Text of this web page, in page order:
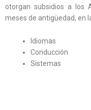
otorgan subsidios a los
meses de antigüedad, en
Idiomas
Conducción
Sistemas